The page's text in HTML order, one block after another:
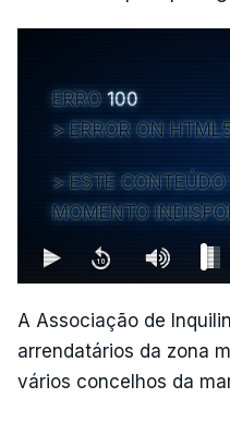
ERRO 100
ERROR ON
ESTE
MOMENTO
A Associação de
arrendatários da zona
vários concelhos da